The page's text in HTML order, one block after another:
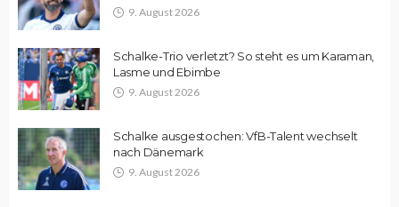
9. August 2026
Schalke-Trio verletzt? So steht es um Karaman,
Lasme und Ebimbe
9. August 2026
Schalke ausgestochen: VfB-Talent wechselt
nach Dänemark
9. August 2026